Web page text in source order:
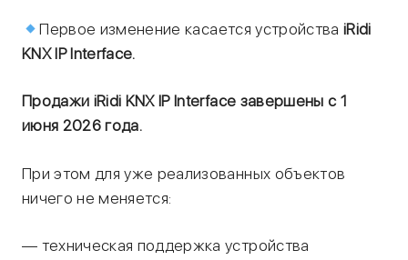
Первое изменение касается устройства iRidi
KNX IP Interface.
Продажи iRidi KNX IP Interface завершены с 1
июня 2026 года.
При этом для уже реализованных объектов
ничего не меняется:
— техническая поддержка устройства